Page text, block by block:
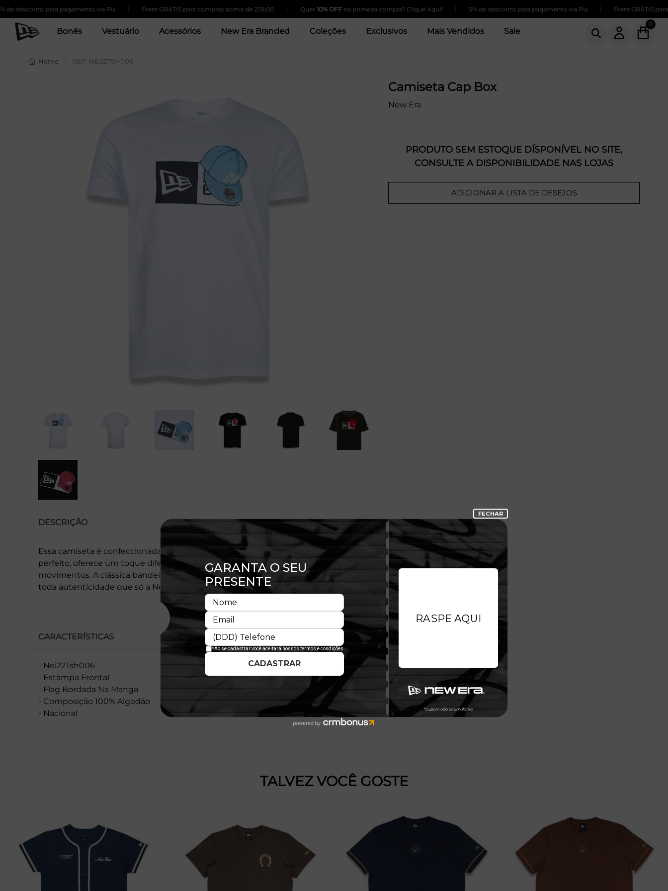
desconto para pagamento via Pix | Frete GRÁTIS para compras acima de 259,00 | Quer10% OFF na primeira compra? Clique Aqui! | 5% de desconto para pagamento via Pix | Frete GRÁTIS para
Bonés Vestuário Acessórios New Era Branded Coleções Exclusivos Mais Vendidos Sale
0
Home REF: NEI22TSH006
DESCRIÇÃO
Essa camiseta é confeccionada em malha de qualidade e, com um caimento
perfeito, oferece um toque diferenciado e macio à pele, além de não limitar os
movimentos. A clássica bandeira New Era® bordada na manga esquerda assegura
toda autenticidade que só a New Era® proporciona.
CARACTERÍSTICAS
- Nei22Tsh006
- Estampa Frontal
- Flag Bordada Na Manga
- Composição 100% Algodão
- Nacional
Camiseta Cap Box
New Era
PRODUTO SEM ESTOQUE DÍSPONÍVEL NO SITE,
CONSULTE A DISPONIBILIDADE NAS LOJAS
ADICIONAR A LISTA DE DESEJOS
TALVEZ VOCÊ GOSTE